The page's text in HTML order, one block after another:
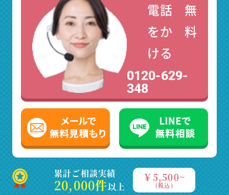
電話
をか
ける
無
料
0120-629-
348
累計ご相談実績
20,000件以上
￥5,500~
(税込)